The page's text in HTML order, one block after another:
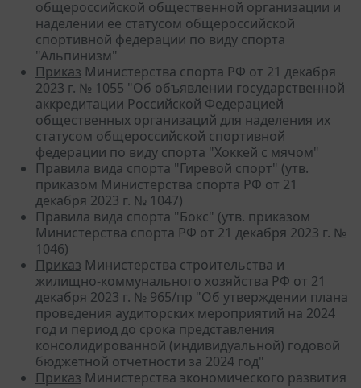
общероссийской общественной организации и
наделении ее статусом общероссийской
спортивной федерации по виду спорта
"Альпинизм"
Приказ Министерства спорта РФ от 21 декабря
2023 г. № 1055 "Об объявлении государственной
аккредитации Российской Федерацией
общественных организаций для наделения их
статусом общероссийской спортивной
федерации по виду спорта "Хоккей с мячом"
Правила вида спорта "Гиревой спорт" (утв.
приказом Министерства спорта РФ от 21
декабря 2023 г. № 1047)
Правила вида спорта "Бокс" (утв. приказом
Министерства спорта РФ от 21 декабря 2023 г. №
1046)
Приказ Министерства строительства и
жилищно-коммунального хозяйства РФ от 21
декабря 2023 г. № 965/пр "Об утверждении плана
проведения аудиторских мероприятий на 2024
год и период до срока представления
консолидированной (индивидуальной) годовой
бюджетной отчетности за 2024 год"
Приказ Министерства экономического развития